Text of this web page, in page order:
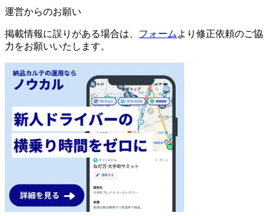
運営からのお願い
掲載情報に誤りがある場合は、 フォーム より修正依頼のご協
力をお願いいたします。